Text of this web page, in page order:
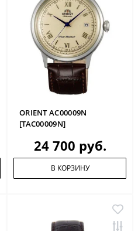
ORIENT AC00009N
[TAC00009N]
24 700 руб.
В КОРЗИНУ